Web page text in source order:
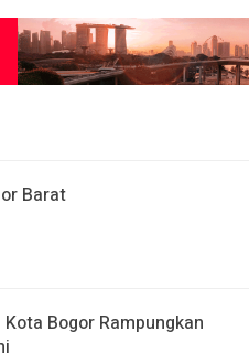
Barat
Bogor Rampungkan